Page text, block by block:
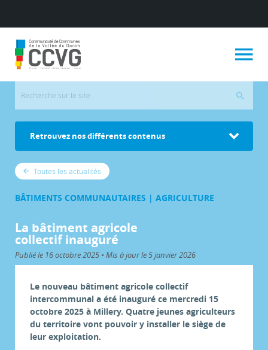
Retrouvez nos différents contenus
Toutes les actualités
BÂTIMENTS COMMUNAUTAIRES | AGRICULTURE
La bâtiment agricole
collectif inauguré
Publié le 16 octobre 2025 • Mis à jour le 5 janvier 2026
Le nouveau bâtiment agricole collectif
intercommunal a été inauguré ce mercredi 15
octobre 2025 à Millery. Quatre jeunes agriculteurs
du territoire vont pouvoir y installer le siège de
leur exploitation.